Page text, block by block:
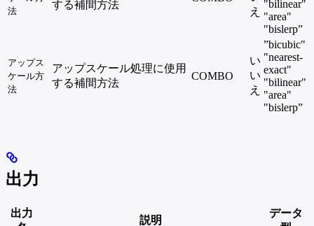
法
する補間方法
え
"bilinear"
"area"
"bislerp”
アップス
ケール方
法
アップスケール処理に使用
する補間方法
COMBO
い
い
え
”bicubic"
"nearest-
exact"
"bilinear"
"area"
"bislerp”
出力
出力
説明
データ